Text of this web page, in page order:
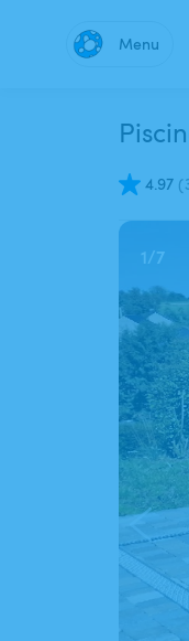
Menu
4.97 (
1/7